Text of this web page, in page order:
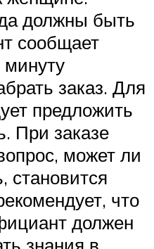
должны быть
сообщает
минуту
заказ. Для
предложить
При заказе
может ли
становится
что
должен